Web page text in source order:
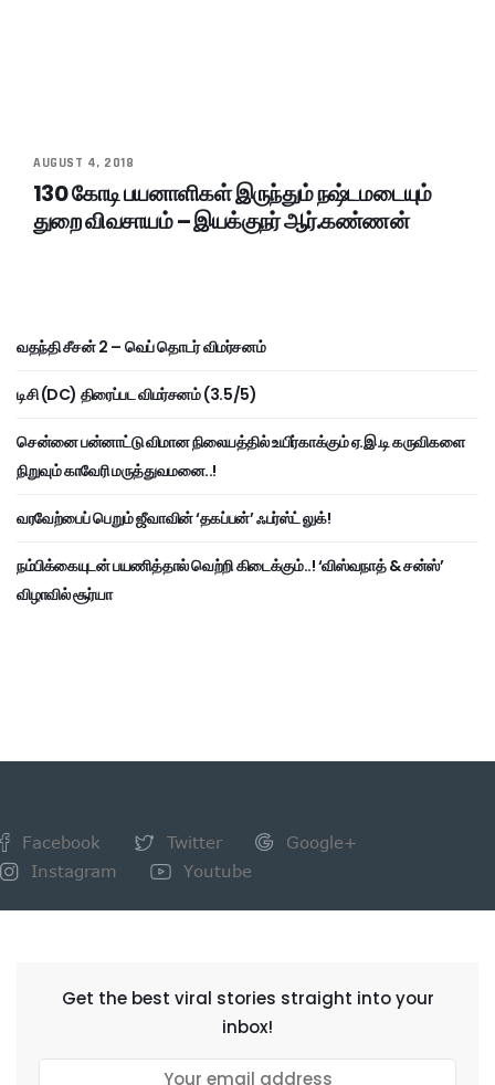
AUGUST 4, 2018
130 கோடி பயனாளிகள் இருந்தும் நஷ்டமடையும்
துறை விவசாயம் – இயக்குநர் ஆர்.கண்ணன்
வதந்தி சீசன் 2 – வெப் தொடர் விமர்சனம்
டிசி (DC) திரைப்பட விமர்சனம் (3.5/5)
சென்னை பன்னாட்டு விமான நிலையத்தில் உயிர்காக்கும் ஏ.இ.டி கருவிகளை
நிறுவும் காவேரி மருத்துவமனை..!
வரவேற்பைப் பெறும் ஜீவாவின் ‘தகப்பன்’ ஃபர்ஸ்ட் லுக்!
நம்பிக்கையுடன் பயணித்தால் வெற்றி கிடைக்கும்..! ‘விஸ்வநாத் & சன்ஸ்’
விழாவில் சூர்யா
Facebook Twitter
Google+
Instagram
Youtube
Get the best viral stories straight into your
inbox!